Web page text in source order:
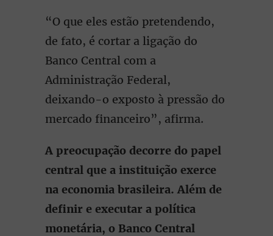
“O que eles estão pretendendo,
de fato, é cortar a ligação do
Banco Central com a
Administração Federal,
deixando-o exposto à pressão do
mercado financeiro”, afirma.
A preocupação decorre do papel
central que a instituição exerce
na economia brasileira. Além de
definir e executar a política
monetária, o Banco Central